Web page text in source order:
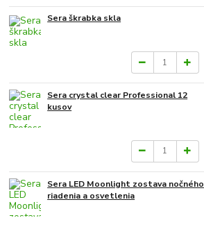
Sera škrabka skla
Sera crystal clear Professional 12
kusov
Sera LED Moonlight zostava nočného
riadenia a osvetlenia